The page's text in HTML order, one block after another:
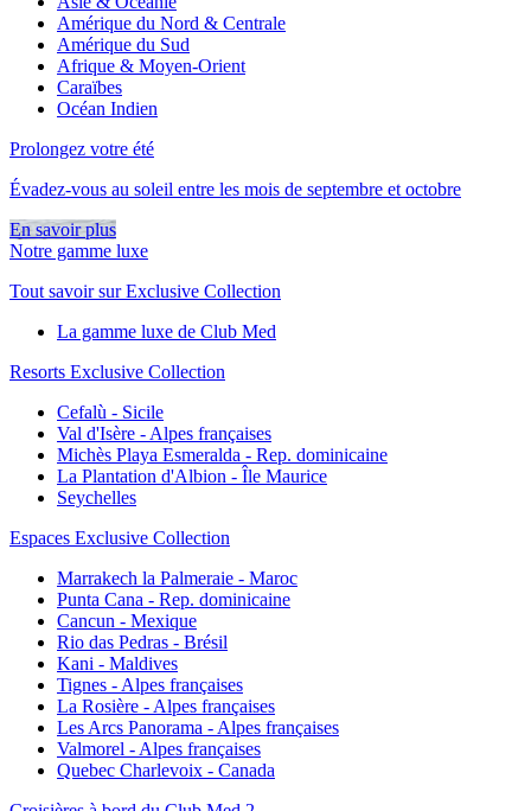
Amérique du Nord & Centrale
Amérique du Sud
Afrique & Moyen-Orient
Caraïbes
Océan Indien
Prolongez votre été
Évadez-vous au soleil entre les mois de septembre et octobre
En savoir plus
Notre gamme luxe
Tout savoir sur Exclusive Collection
La gamme luxe de Club Med
Resorts Exclusive Collection
Cefalù - Sicile
Val d'Isère - Alpes françaises
Michès Playa Esmeralda - Rep. dominicaine
La Plantation d'Albion - Île Maurice
Seychelles
Espaces Exclusive Collection
Marrakech la Palmeraie - Maroc
Punta Cana - Rep. dominicaine
Cancun - Mexique
Rio das Pedras - Brésil
Kani - Maldives
Tignes - Alpes françaises
La Rosière - Alpes françaises
Les Arcs Panorama - Alpes françaises
Valmorel - Alpes françaises
Quebec Charlevoix - Canada